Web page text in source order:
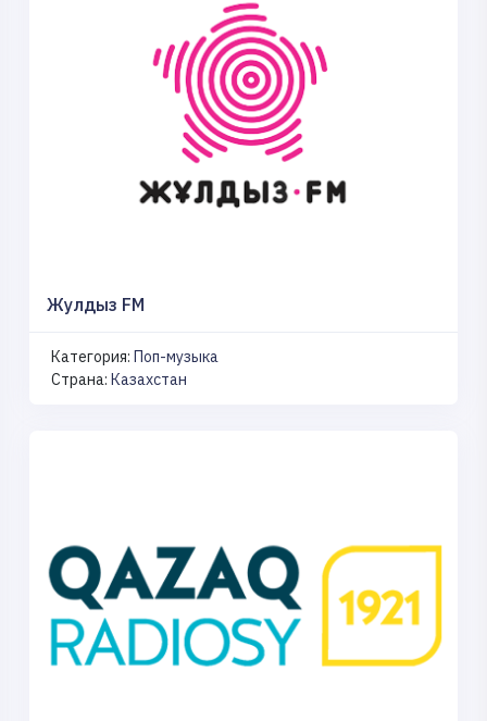
Жулдыз FM
Категория: Поп-музыка
Страна: Казахстан